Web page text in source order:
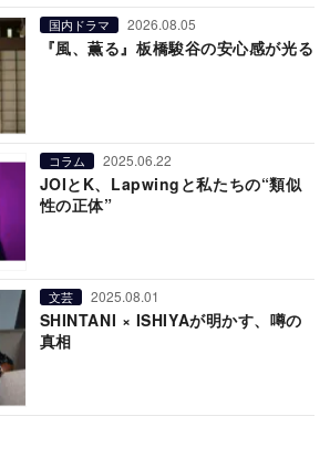
国内ドラマ 2026.08.05
『風、薫る』板橋駿谷の安心感が光る
コラム 2025.06.22
JOIとK、Lapwingと私たちの“類似
性の正体”
文芸 2025.08.01
SHINTANI × ISHIYAが明かす、噂の
真相